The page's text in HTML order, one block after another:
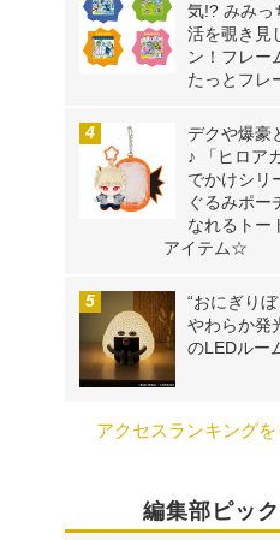
気!? みみっ
活を覗き見
ン！フレー
たっとフレ
デクや爆豪
♪ 「ヒロア
でかけシリ
ぐるみポー
なれるトー
アイテム☆
“おにぎり
やわらか発
のLEDルー
アクセスランキング
編集部ピッ